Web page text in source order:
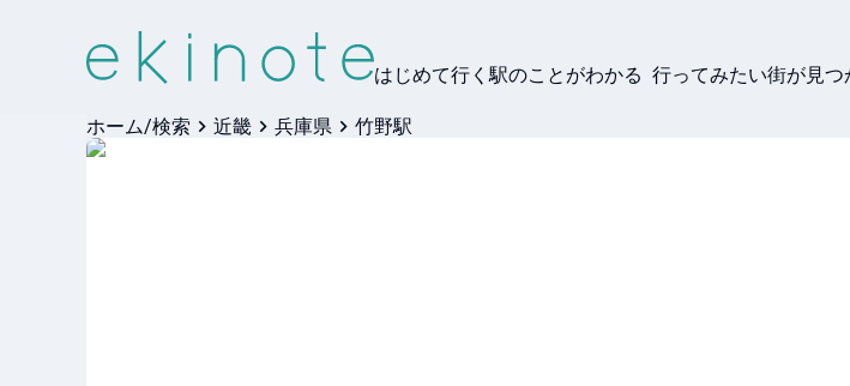
はじめて行く駅のことがわかる 行ってみたい街が見つ
ホーム/検索 近畿 兵庫県 竹野駅